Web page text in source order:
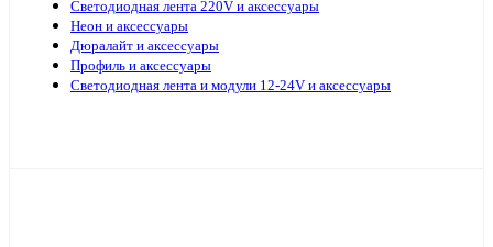
Светодиодная лента 220V и аксессуары
Неон и аксессуары
Дюралайт и аксессуары
Профиль и аксессуары
Светодиодная лента и модули 12-24V и аксессуары